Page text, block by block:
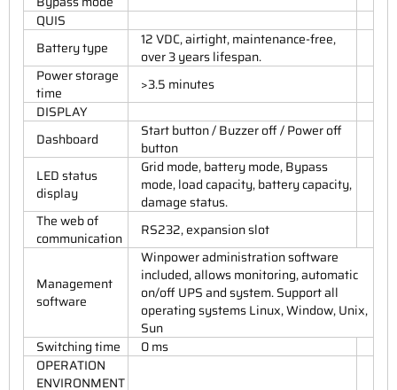
QUIS
Battery type
12 VDC, airtight, maintenance-free,
over 3 years lifespan.
Power storage
time
>3.5 minutes
DISPLAY
Dashboard
Start button / Buzzer off / Power off
button
LED status
display
Grid mode, battery mode, Bypass
mode, load capacity, battery capacity,
damage status.
The web of
communication
RS232, expansion slot
Management
software
Winpower administration software
included, allows monitoring, automatic
on/off UPS and system. Support all
operating systems Linux, Window, Unix,
Sun
Switching time
0 ms
OPERATION
ENVIRONMENT